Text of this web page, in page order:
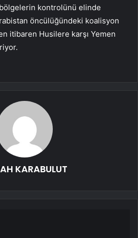
kontrolünü elinde
öncülüğündeki koalisyon
itibaren Husilere karşı Yemen
KARABULUT